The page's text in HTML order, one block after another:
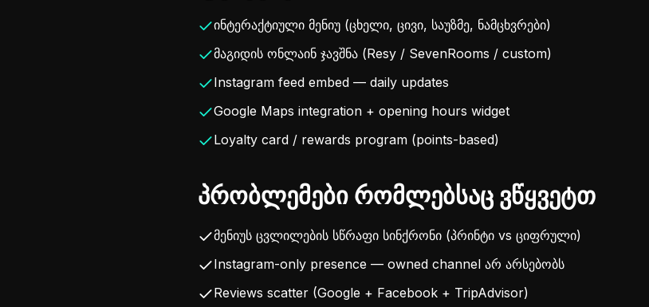
ინტერაქტიული მენიუ (ცხელი, ცივი, საუზმე, ნამცხვრები)
მაგიდის ონლაინ ჯავშნა (Resy / SevenRooms / custom)
Instagram feed embed — daily updates
Google Maps integration + opening hours widget
Loyalty card / rewards program (points-based)
პრობლემები რომლებსაც ვწყვეტთ
მენიუს ცვლილების სწრაფი სინქრონი (პრინტი vs ციფრული)
Instagram-only presence — owned channel არ არსებობს
Reviews scatter (Google + Facebook + TripAdvisor)